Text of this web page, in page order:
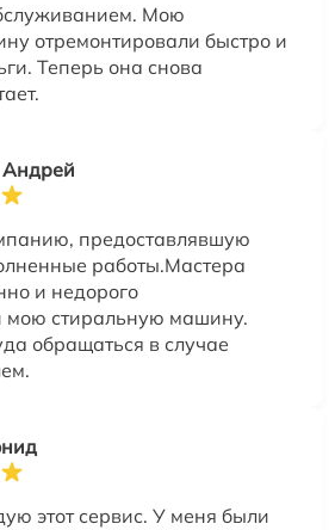
Мою
отремонтировали быстро и
Теперь она снова
предоставлявшую
работы.Мастера
и недорого
мою стиральную машину.
обращаться в случае
этот сервис. У меня были